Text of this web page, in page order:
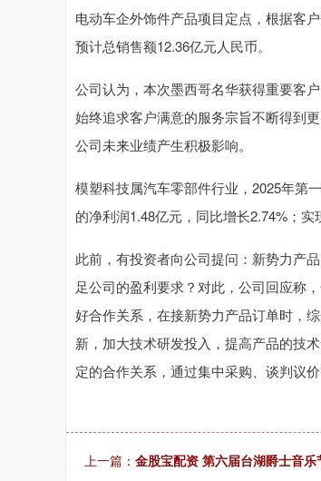
电动车企外饰件产品项目定点，根据客
预计总销售额12.36亿元人民币。
公司认为，本次墨西哥名华获得重要客
始终追求客户满意的服务宗旨不断得到
公司未来业绩产生积极影响。
模塑科技属汽车零部件行业，2025年第
的净利润1.48亿元，同比增长2.74%；
此前，有投资者向公司提问：新势力产
足公司的盈利要求？对此，公司回应称
好合作关系，在接新势力产品订单时，
新，加大技术研发投入，提高产品的技
定的合作关系，通过集中采购、谈判议
上一篇： 金股宝配资 第六届台湖爵士音